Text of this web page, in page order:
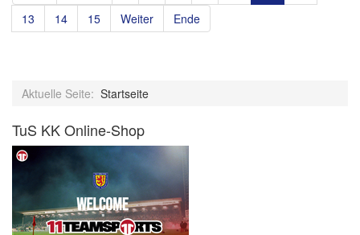
13
14 15 Weiter Ende
Aktuelle Seite: Startseite
TuS KK Online-Shop